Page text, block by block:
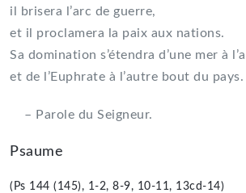
il brisera l’arc de guerre,
et il proclamera la paix aux nations.
Sa domination s’étendra d’une mer à
et de l’Euphrate à l’autre bout du pays.
– Parole du Seigneur.
Psaume
(Ps 144 (145), 1-2, 8-9, 10-11, 13cd-14)